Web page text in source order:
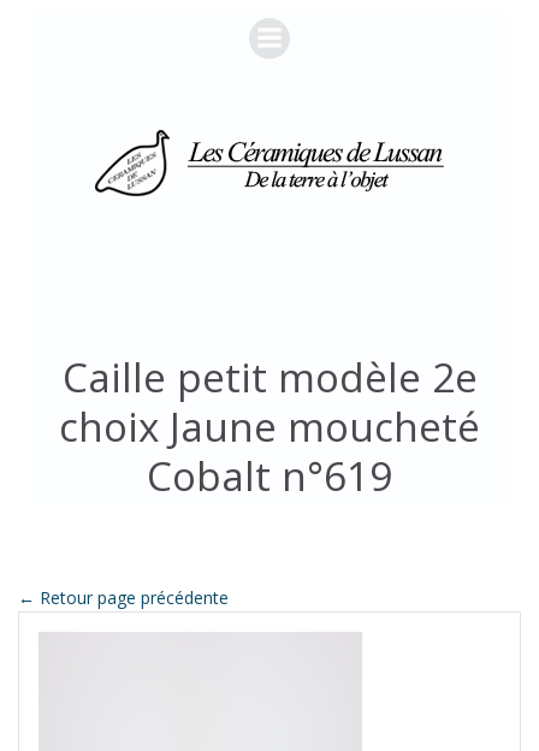
Caille petit modèle 2e
choix Jaune moucheté
Cobalt n°619
← Retour page précédente